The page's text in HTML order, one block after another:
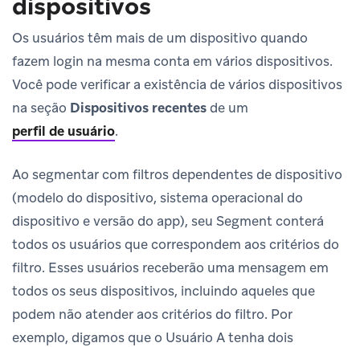
Os usuários têm mais de um dispositivo quando
fazem login na mesma conta em vários dispositivos.
Você pode verificar a existência de vários dispositivos
na seção Dispositivos recentesde um
perfil de usuário.
Ao segmentar com filtros dependentes de dispositivo
(modelo do dispositivo, sistema operacional do
dispositivo e versão do app), seu Segment conterá
todos os usuários que correspondem aos critérios do
filtro. Esses usuários receberão uma mensagem em
todos os seus dispositivos, incluindo aqueles que
podem não atender aos critérios do filtro. Por
exemplo, digamos que o Usuário A tenha dois